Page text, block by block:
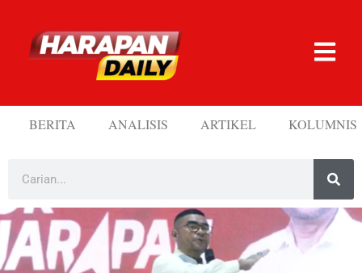
BERITA ANALISIS ARTIKEL KOLUMNIS